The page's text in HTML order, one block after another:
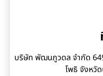
บริษัท พัฒนภูวดล จำกัด
โพธิ จังหวั